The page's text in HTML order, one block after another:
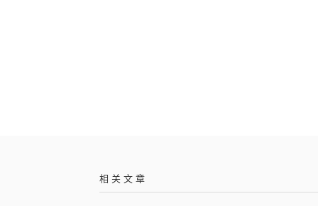
相 关 文 章